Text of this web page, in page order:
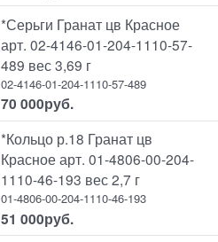
*Серьги Гранат цв Красное
арт. 02-4146-01-204-1110-57-
489 вес 3,69 г
02-4146-01-204-1110-57-489
70 000руб.
*Кольцо р.18 Гранат цв
Красное арт. 01-4806-00-204-
1110-46-193 вес 2,7 г
01-4806-00-204-1110-46-193
51 000руб.